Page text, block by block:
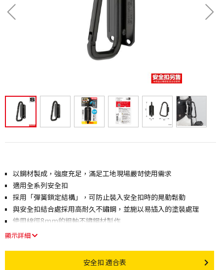
以鋼材製成，強度充足，滿足工地現場嚴苛使用需求
適用全系列安全扣
採用「彈簧鎖定結構」，可防止裝入安全扣時的晃動鬆動
與安全扣結合處採用高耐久不鏽鋼，並施以易插入的塗裝處理
使用線徑8mm的粗軸不鏽鋼材製作
顯示詳細
Other link
安全扣 適合表